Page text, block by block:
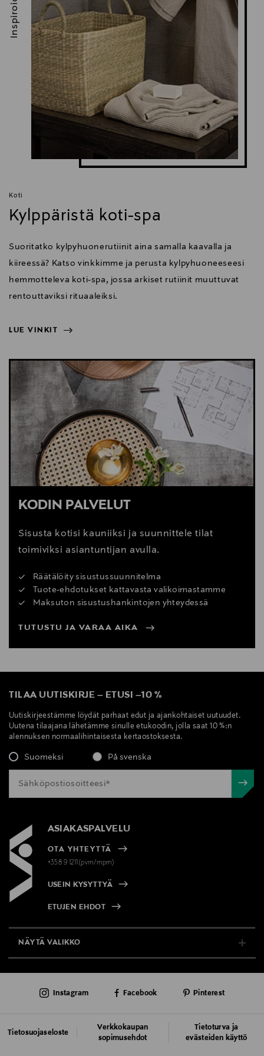
Koti
Kylppäristä koti-spa
Suoritatko kylpyhuonerutiinit aina samalla kaavalla ja
kiireessä? Katso vinkkimme ja perusta kylpyhuoneeseesi
hemmotteleva koti-spa, jossa arkiset rutiinit muuttuvat
rentouttaviksi rituaaleiksi.
LUE VINKIT
Inspiroidu
LUE VINKIT
KODIN PALVELUT
Sisusta kotisi kauniiksi ja suunnittele tilat
toimiviksi asiantuntijan avulla.
Räätälöity sisustussuunnitelma
Tuote-ehdotukset kattavasta valikoimastamme
Maksuton sisustushankintojen yhteydessä
TUTUSTU JA VARAA AIKA
TILAA UUTISKIRJE – ETUSI –10 %
Uutiskirjeestämme löydät parhaat edut ja ajankohtaiset uutuudet.
Uutena tilaajana lähetämme sinulle etukoodin, jolla saat 10 %:n
alennuksen normaalihintaisesta kertaostoksesta.
Suomeksi På svenska
ASIAKASPALVELU
OTA YHTEYTTÄ
+358 9 1211(pvm/mpm)
USEIN KYSYTTYÄ
ETUJEN EHDOT
NÄYTÄ VALIKKO
AJANKOHTAISTA
Tietosuojaseloste
Verkkokaupan
sopimusehdot
Tietoturva ja
evästeiden käyttö
Instagram Facebook Pinterest